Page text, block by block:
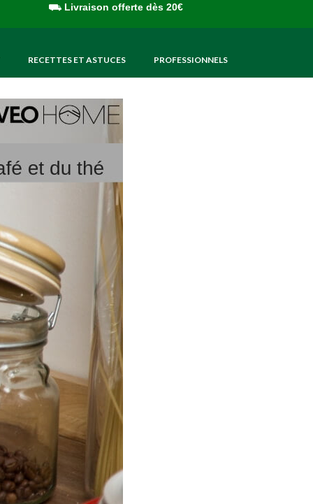
⛟ Livraison offerte dès 20€
RECETTES ET ASTUCES PROFESSIONNELS